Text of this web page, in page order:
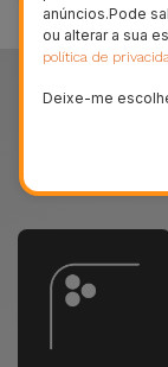
Partiu o HTC?
Saiba como a
anúncios.Pode
ou alterar a sua
política de
Deixe-me